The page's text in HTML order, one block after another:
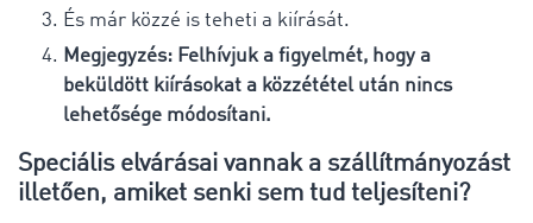
És már közzé is teheti a kiírását.
Megjegyzés: Felhívjuk a figyelmét, hogy a
beküldött kiírásokat a közzététel után nincs
lehetősége módosítani.
Speciális elvárásai vannak a szállítmányozást
illetően, amiket senki sem tud teljesíteni?